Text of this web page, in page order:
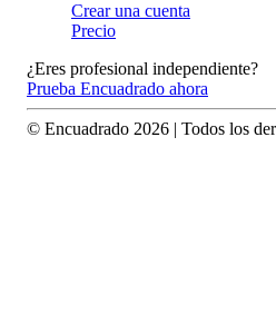
Crear una cuenta
Precio
¿Eres profesional independiente?
Prueba Encuadrado ahora
© Encuadrado 2026 | Todos los